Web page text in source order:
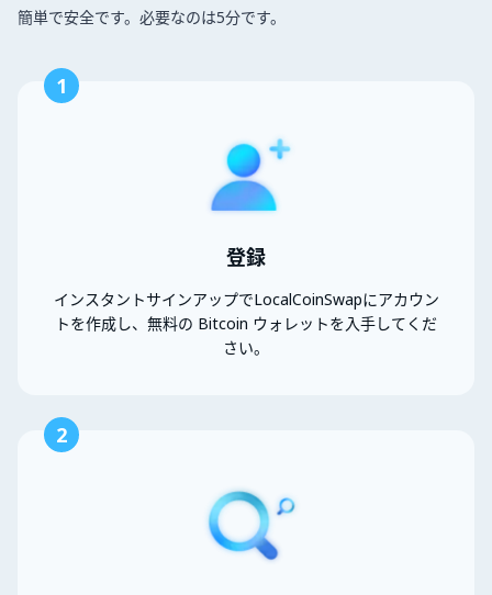
簡単で安全です。必要なのは5分です。
1
登録
インスタントサインアップでLocalCoinSwapにアカウン
トを作成し、無料の Bitcoin ウォレットを入手してくだ
さい。
2